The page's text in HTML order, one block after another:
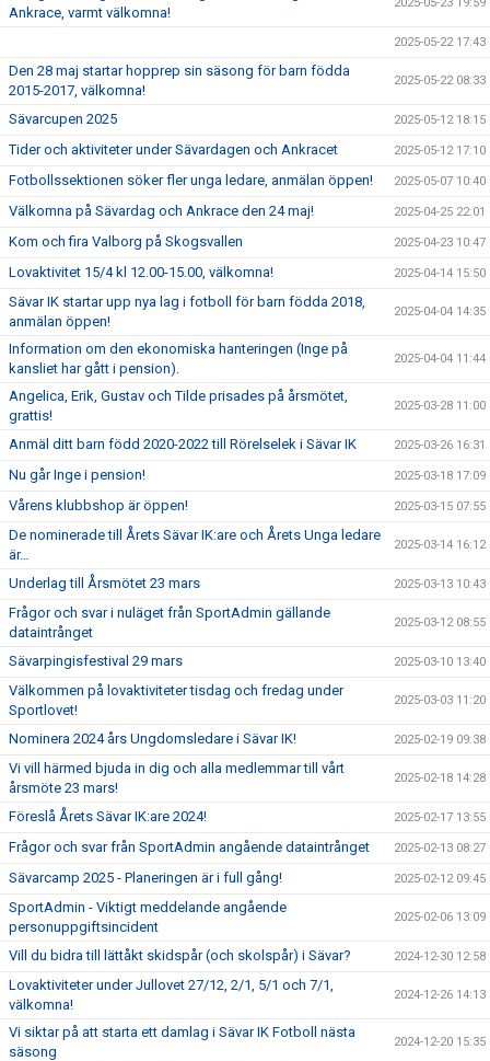
Ankrace, varmt välkomna!
2025-05-22 17:43
Den 28 maj startar hopprep sin säsong för barn födda
2015-2017, välkomna!
2025-05-22 08:33
Sävarcupen 2025 2025-05-12 18:15
Tider och aktiviteter under Sävardagen och Ankracet 2025-05-12 17:10
Fotbollssektionen söker fler unga ledare, anmälan öppen! 2025-05-07 10:40
Välkomna på Sävardag och Ankrace den 24 maj! 2025-04-25 22:01
Kom och fira Valborg på Skogsvallen 2025-04-23 10:47
Lovaktivitet 15/4 kl 12.00-15.00, välkomna! 2025-04-14 15:50
Sävar IK startar upp nya lag i fotboll för barn födda 2018,
anmälan öppen!
2025-04-04 14:35
Information om den ekonomiska hanteringen (Inge på
kansliet har gått i pension).
2025-04-04 11:44
Angelica, Erik, Gustav och Tilde prisades på årsmötet,
grattis!
2025-03-28 11:00
Anmäl ditt barn född 2020-2022 till Rörelselek i Sävar IK 2025-03-26 16:31
Nu går Inge i pension! 2025-03-18 17:09
Vårens klubbshop är öppen! 2025-03-15 07:55
De nominerade till Årets Sävar IK:are och Årets Unga ledare
är…
2025-03-14 16:12
Underlag till Årsmötet 23 mars 2025-03-13 10:43
Frågor och svar i nuläget från SportAdmin gällande
dataintrånget
2025-03-12 08:55
Sävarpingisfestival 29 mars 2025-03-10 13:40
Välkommen på lovaktiviteter tisdag och fredag under
Sportlovet!
2025-03-03 11:20
Nominera 2024 års Ungdomsledare i Sävar IK! 2025-02-19 09:38
Vi vill härmed bjuda in dig och alla medlemmar till vårt
årsmöte 23 mars!
2025-02-18 14:28
Föreslå Årets Sävar IK:are 2024! 2025-02-17 13:55
Frågor och svar från SportAdmin angående dataintrånget 2025-02-13 08:27
Sävarcamp 2025 - Planeringen är i full gång! 2025-02-12 09:45
SportAdmin - Viktigt meddelande angående
personuppgiftsincident
2025-02-06 13:09
Vill du bidra till lättåkt skidspår (och skolspår) i Sävar? 2024-12-30 12:58
Lovaktiviteter under Jullovet 27/12, 2/1, 5/1 och 7/1,
välkomna!
2024-12-26 14:13
Vi siktar på att starta ett damlag i Sävar IK Fotboll nästa
säsong
2024-12-20 15:35